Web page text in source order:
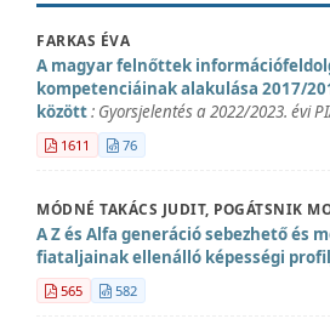
FARKAS ÉVA
A magyar felnőttek
kompetenciáinak alakulása 2017/
között: Gyorsjelentés a 2022/2023. évi
1611 76
MÓDNÉ TAKÁCS JUDIT, POGÁTSNIK
A Z és Alfa generáció sebezhető és
fiataljainak ellenálló képességi
565 582